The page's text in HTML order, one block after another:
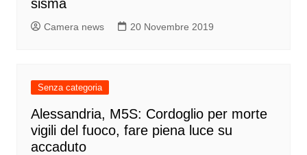
sisma
Camera news 20 Novembre 2019
Senza categoria
Alessandria, M5S: Cordoglio per morte
vigili del fuoco, fare piena luce su
accaduto